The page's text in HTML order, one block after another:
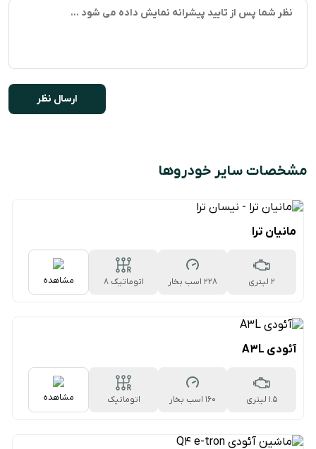
مشخصات سایر خودروها
مانیان ترا
2 لیتری 228 اسب بخار
اتوماتیک 8
مشاهده
آئودی A3L
1.5 لیتری 160 اسب بخار
اتوماتیک
مشاهده